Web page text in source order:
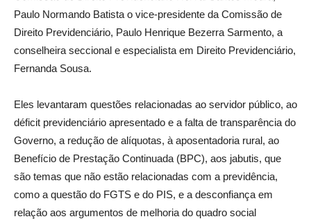
Paulo Normando Batista o vice-presidente da Comissão de
Direito Previdenciário, Paulo Henrique Bezerra Sarmento, a
conselheira seccional e especialista em Direito Previdenciário,
Fernanda Sousa.
Eles levantaram questões relacionadas ao servidor público, ao
déficit previdenciário apresentado e a falta de transparência do
Governo, a redução de alíquotas, à aposentadoria rural, ao
Benefício de Prestação Continuada (BPC), aos jabutis, que
são temas que não estão relacionadas com a previdência,
como a questão do FGTS e do PIS, e a desconfiança em
relação aos argumentos de melhoria do quadro social